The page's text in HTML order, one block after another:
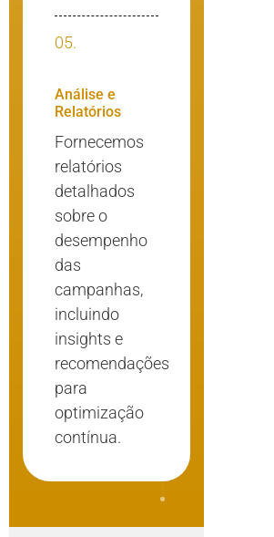
05.
Análise e
Relatórios
Fornecemos
relatórios
detalhados
sobre o
desempenho
das
campanhas,
incluindo
insights e
recomendações
para
optimização
contínua.